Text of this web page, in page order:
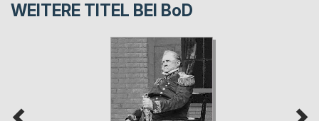
WEITERE TITEL BEI BoD